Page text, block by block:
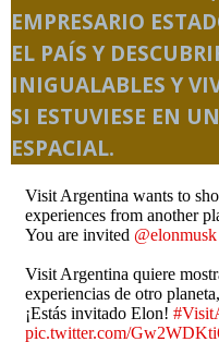
EMPRESARIO
EL PAÍS Y
INIGUALABLES Y
SI ESTUVIESE EN
ESPACIAL.
Visit Argentina wants to
experiences from another
You are invited @elonmusk
Visit Argentina quiere
experiencias de otro
¡Estás invitado Elon!
pic.twitter.com/